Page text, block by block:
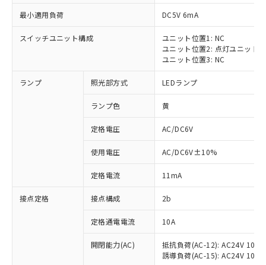
最小適用負荷 DC5V 6mA
スイッチユニット構成
ユニット位置1: NC
ユニット位置2: 点灯ユニット
ユニット位置3: NC
ランプ 照光部方式 LEDランプ
ランプ色 黄
定格電圧 AC/DC6V
使用電圧 AC/DC6V±10%
定格電流 11mA
接点定格 接点構成 2b
定格通電電流 10A
開閉能力(AC)
抵抗負荷(AC-12): AC24V 10A/
誘導負荷(AC-15): AC24V
ご利用条件
以下の条件をお読みいただき、同意のうえ
ご利用ください。
本サービスは、当社制御機器事業取扱
商品の当社在庫状況および標準価格
(税抜)を提供させていただくもので
当社制御機器事業取扱商品の中には、
対応済み：EU RoHS指令（10物質）の
非含有に対応した製品が提供可能な商品で
対応予定：EU RoHS指令（10物質）の非含
有に対応した製品に切り替える予定のある
対応予定なし：EU RoHS指令（10物質）の
非含有に非対応の商品で、対応品を出す予
調査・確認中：EU RoHS指令（10物質）の
非含有の対応状況を調査中または確認中の
非該当品：ライセンス料など無形物で、有
害物質有無と関係のない商品です。
仕入先様の事情により、非含有部品として
「○」：最大均質材料含有率が中国RoHSの
基準値以下であることを示します。
「×」：最大均質材料含有率が中国RoHSの